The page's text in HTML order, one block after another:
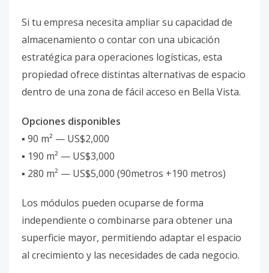
Si tu empresa necesita ampliar su capacidad de
almacenamiento o contar con una ubicación
estratégica para operaciones logísticas, esta
propiedad ofrece distintas alternativas de espacio
dentro de una zona de fácil acceso en Bella Vista.
Opciones disponibles
▪ 90 m² — US$2,000
▪ 190 m² — US$3,000
▪ 280 m² — US$5,000 (90metros +190 metros)
Los módulos pueden ocuparse de forma
independiente o combinarse para obtener una
superficie mayor, permitiendo adaptar el espacio
al crecimiento y las necesidades de cada negocio.